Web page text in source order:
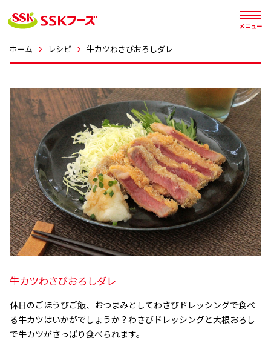
メニュー
ホーム レシピ 牛カツわさびおろしダレ
牛カツわさびおろしダレ
休日のごほうびご飯、おつまみとしてわさびドレッシングで食べ
る牛カツはいかがでしょうか？ わさびドレッシングと大根おろし
で牛カツがさっぱり食べられます。